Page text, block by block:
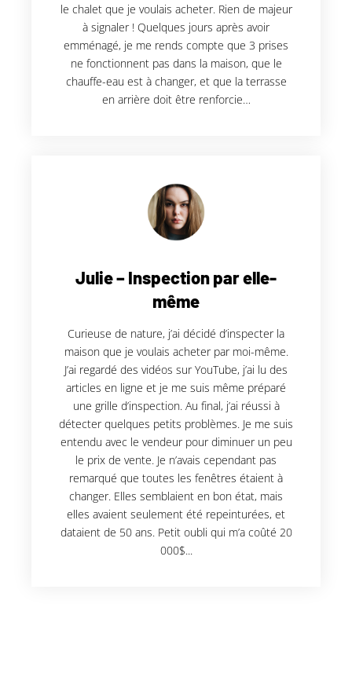
le chalet que je voulais acheter. Rien de majeur
à signaler ! Quelques jours après avoir
emménagé, je me rends compte que 3 prises
ne fonctionnent pas dans la maison, que le
chauffe-eau est à changer, et que la terrasse
en arrière doit être renforcie…
Julie – Inspection par elle-
même
Curieuse de nature, j’ai décidé d’inspecter la
maison que je voulais acheter par moi-même.
J’ai regardé des vidéos sur YouTube, j’ai lu des
articles en ligne et je me suis même préparé
une grille d’inspection. Au final, j’ai réussi à
détecter quelques petits problèmes. Je me suis
entendu avec le vendeur pour diminuer un peu
le prix de vente. Je n’avais cependant pas
remarqué que toutes les fenêtres étaient à
changer. Elles semblaient en bon état, mais
elles avaient seulement été repeinturées, et
dataient de 50 ans. Petit oubli qui m’a coûté 20
000$...